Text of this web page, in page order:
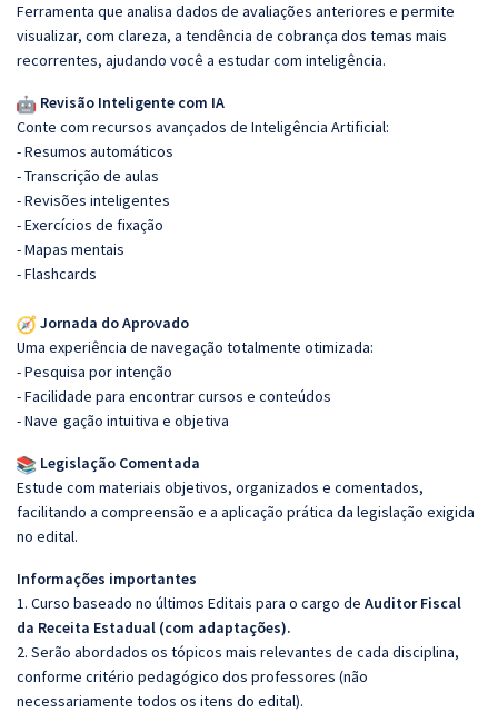
Ferramenta que analisa dados de avaliações anteriores e permite
visualizar, com clareza, a tendência de cobrança dos temas mais
recorrentes, ajudando você a estudar com inteligência.
Revisão Inteligente com IA
Conte com recursos avançados de Inteligência Artificial:
- Resumos automáticos
- Transcrição de aulas
- Revisões inteligentes
- Exercícios de fixação
- Mapas mentais
- Flashcards
Jornada do Aprovado
Uma experiência de navegação totalmente otimizada:
- Pesquisa por intenção
- Facilidade para encontrar cursos e conteúdos
- Nave gação intuitiva e objetiva
Legislação Comentada
Estude com materiais objetivos, organizados e comentados,
facilitando a compreensão e a aplicação prática da legislação exigida
no edital.
Informações importantes
1. Curso baseado no últimos Editais para o cargo de Auditor Fiscal
da Receita Estadual (com adaptações).
2. Serão abordados os tópicos mais relevantes de cada disciplina,
conforme critério pedagógico dos professores (não
necessariamente todos os itens do edital).